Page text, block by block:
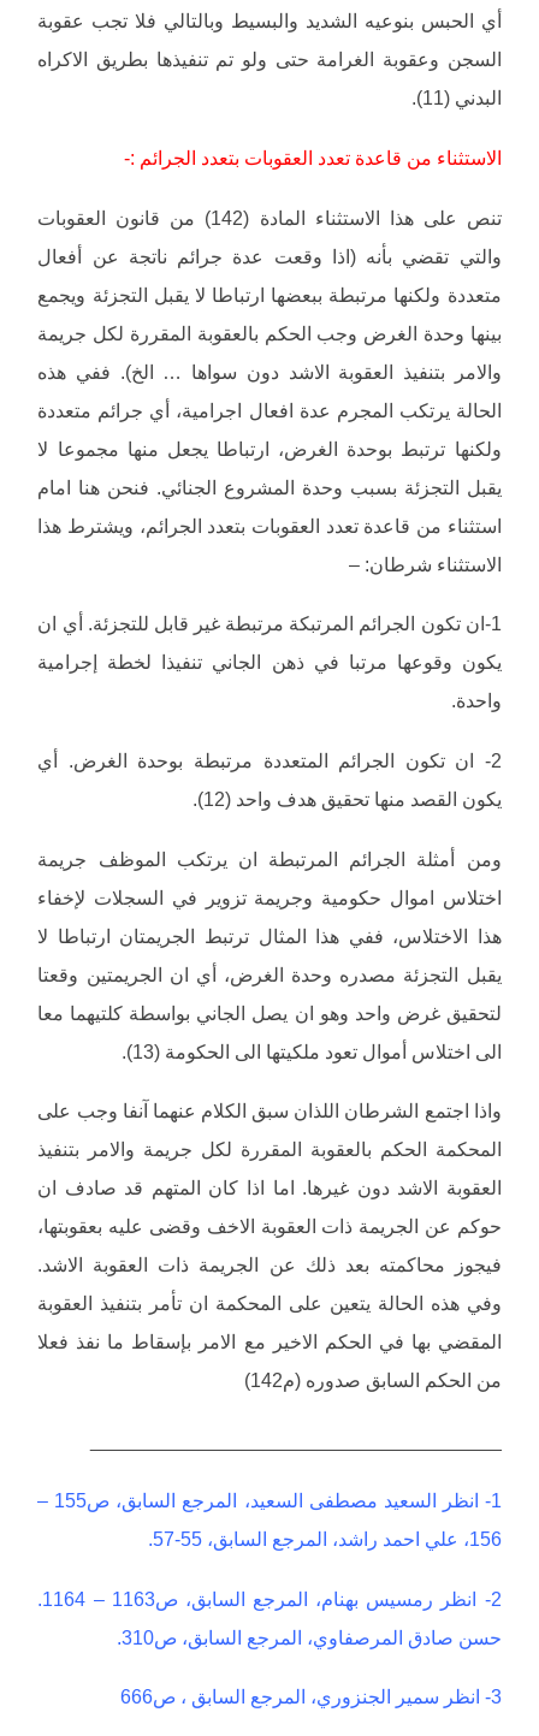
أي الحبس بنوعيه الشديد والبسيط وبالتالي فلا تجب عقوبة
السجن وعقوبة الغرامة حتى ولو تم تنفيذها بطريق الاكراه
البدني (11).
الاستثناء من قاعدة تعدد العقوبات بتعدد الجرائم :-
تنص على هذا الاستثناء المادة (142) من قانون العقوبات
والتي تقضي بأنه (اذا وقعت عدة جرائم ناتجة عن أفعال
متعددة ولكنها مرتبطة ببعضها ارتباطا لا يقبل التجزئة ويجمع
بينها وحدة الغرض وجب الحكم بالعقوبة المقررة لكل جريمة
والامر بتنفيذ العقوبة الاشد دون سواها … الخ). ففي هذه
الحالة يرتكب المجرم عدة افعال اجرامية، أي جرائم متعددة
ولكنها ترتبط بوحدة الغرض، ارتباطا يجعل منها مجموعا لا
يقبل التجزئة بسبب وحدة المشروع الجنائي. فنحن هنا امام
استثناء من قاعدة تعدد العقوبات بتعدد الجرائم، ويشترط هذا
الاستثناء شرطان: –
1-ان تكون الجرائم المرتبكة مرتبطة غير قابل للتجزئة. أي ان
يكون وقوعها مرتبا في ذهن الجاني تنفيذا لخطة إجرامية
واحدة.
2- ان تكون الجرائم المتعددة مرتبطة بوحدة الغرض. أي
يكون القصد منها تحقيق هدف واحد (12).
ومن أمثلة الجرائم المرتبطة ان يرتكب الموظف جريمة
اختلاس اموال حكومية وجريمة تزوير في السجلات لإخفاء
هذا الاختلاس، ففي هذا المثال ترتبط الجريمتان ارتباطا لا
يقبل التجزئة مصدره وحدة الغرض، أي ان الجريمتين وقعتا
لتحقيق غرض واحد وهو ان يصل الجاني بواسطة كلتيهما معا
الى اختلاس أموال تعود ملكيتها الى الحكومة (13).
واذا اجتمع الشرطان اللذان سبق الكلام عنهما آنفا وجب على
المحكمة الحكم بالعقوبة المقررة لكل جريمة والامر بتنفيذ
العقوبة الاشد دون غيرها. اما اذا كان المتهم قد صادف ان
حوكم عن الجريمة ذات العقوبة الاخف وقضى عليه بعقوبتها،
فيجوز محاكمته بعد ذلك عن الجريمة ذات العقوبة الاشد.
وفي هذه الحالة يتعين على المحكمة ان تأمر بتنفيذ العقوبة
المقضي بها في الحكم الاخير مع الامر بإسقاط ما نفذ فعلا
من الحكم السابق صدوره (م142)
1- انظر السعيد مصطفى السعيد، المرجع السابق، ص155 –
156، علي احمد راشد، المرجع السابق، 55-57.
2- انظر رمسيس بهنام، المرجع السابق، ص1163 – 1164.
حسن صادق المرصفاوي، المرجع السابق، ص310.
3- انظر سمير الجنزوري، المرجع السابق ، ص666